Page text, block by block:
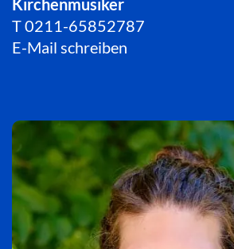
Kirchenmusiker
T0211-65852787
E-Mail schreiben